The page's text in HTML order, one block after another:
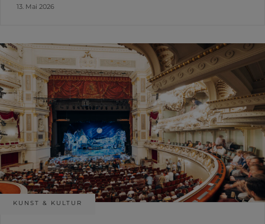
13. Mai 2026
KUNST & KULTUR